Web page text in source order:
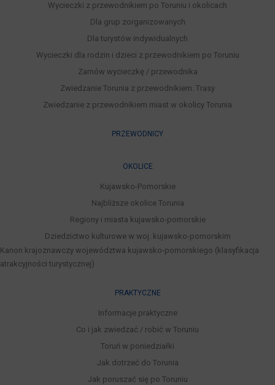
Wycieczki z przewodnikiem po Toruniu i okolicach
Dla grup zorganizowanych
Dla turystów indywidualnych
Wycieczki dla rodzin i dzieci z przewodnikiem po Toruniu
Zamów wycieczkę / przewodnika
Zwiedzanie Torunia z przewodnikiem. Trasy
Zwiedzanie z przewodnikiem miast w okolicy Torunia
PRZEWODNICY
OKOLICE
Kujawsko-Pomorskie
Najbliższe okolice Torunia
Regiony i miasta kujawsko-pomorskie
Dziedzictwo kulturowe w woj. kujawsko-pomorskim
Kanon krajoznawczy województwa kujawsko-pomorskiego (klasyfikacja
atrakcyjności turystycznej)
PRAKTYCZNE
Informacje praktyczne
Co i jak zwiedzać / robić w Toruniu
Toruń w poniedziałki
Jak dotrzeć do Torunia
Jak poruszać się po Toruniu